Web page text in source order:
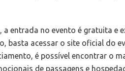
entrada no evento é gratuita e
basta acessar o site oficial do
é possível encontrar o
de passagens e